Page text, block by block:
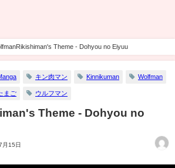
Theme - Dohyou no Eiyuu
キン肉マン Kinnikuman Wolfman
まご ウルフマン
Theme - Dohyou no
月15日